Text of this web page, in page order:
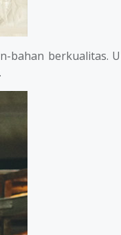
bahan berkualitas.